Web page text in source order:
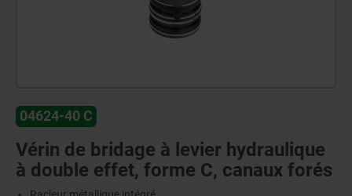
04624-40 C
Vérin de bridage à levier hydraulique
à double effet, forme C, canaux forés